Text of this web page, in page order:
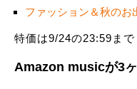
ファッション＆秋のお
特価は9/24の23:59まで
Amazon musicが3